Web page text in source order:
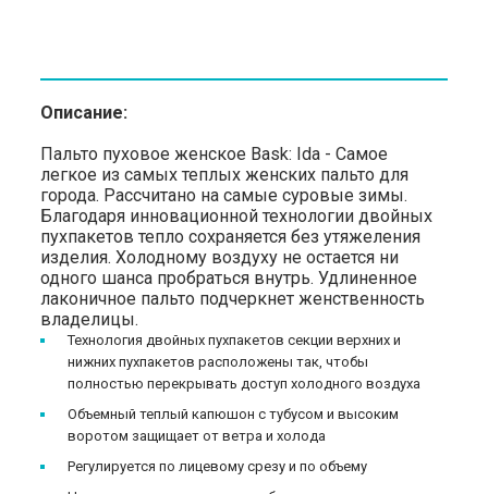
Описание:
Пальто пуховое женское Bask: Ida - Самое
легкое из самых теплых женских пальто для
города. Рассчитано на самые суровые зимы.
Благодаря инновационной технологии двойных
пухпакетов тепло сохраняется без утяжеления
изделия. Холодному воздуху не остается ни
одного шанса пробраться внутрь. Удлиненное
лаконичное пальто подчеркнет женственность
владелицы.
Технология двойных пухпакетов секции верхних и
нижних пухпакетов расположены так, чтобы
полностью перекрывать доступ холодного воздуха
Объемный теплый капюшон с тубусом и высоким
воротом защищает от ветра и холода
Регулируется по лицевому срезу и по объему